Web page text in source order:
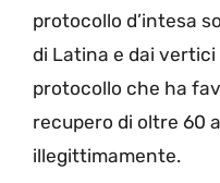
protocollo d’intesa
di Latina e dai vertici
protocollo che ha
recupero di oltre 60
illegittimamente.